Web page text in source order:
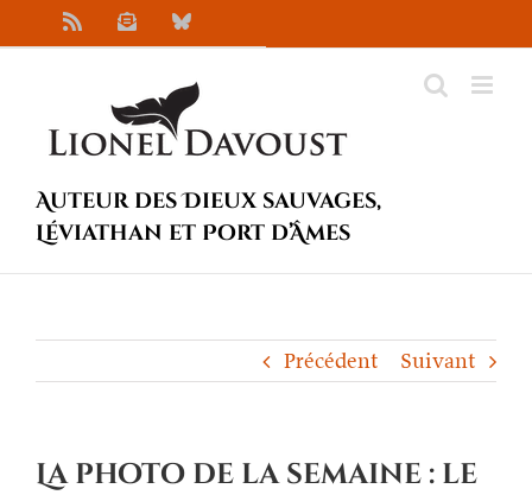
au
NewsletterBluesky
Auteur des Dieux sauvages,
Léviathan et Port d’Âmes
Précédent Suivant
La photo de la semaine : le